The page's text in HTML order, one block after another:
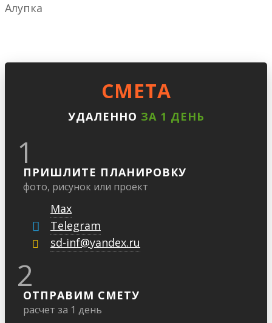
Алупка
CМЕТА
УДАЛЕННО ЗА 1 ДЕНЬ
1
ПРИШЛИТЕ ПЛАНИРОВКУ
фото, рисунок или проект
Max
Telegram
sd-inf@yandex.ru
2
ОТПРАВИМ СМЕТУ
расчет за 1 день